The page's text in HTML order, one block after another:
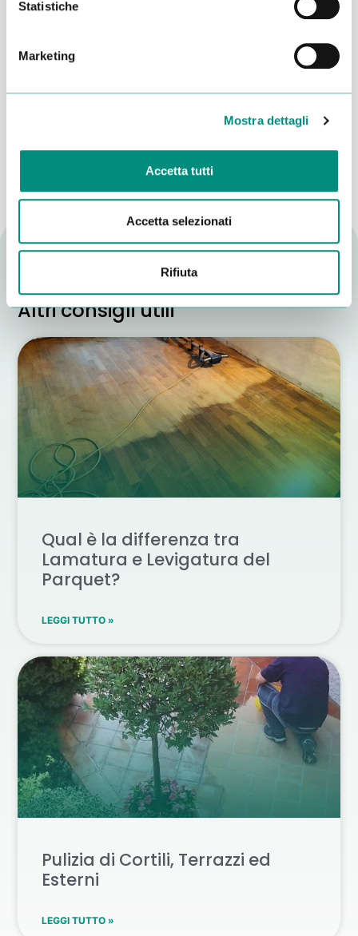
Statistiche
Marketing
Mostra dettagli
Accetta tutti
Accetta selezionati
Rifiuta
Dichiaro di aver letto la
e acconsento al
Altri consigli utili
Qual è la differenza tra
Lamatura e Levigatura del
Parquet?
LEGGI TUTTO »
Pulizia di Cortili, Terrazzi ed
Esterni
LEGGI TUTTO »